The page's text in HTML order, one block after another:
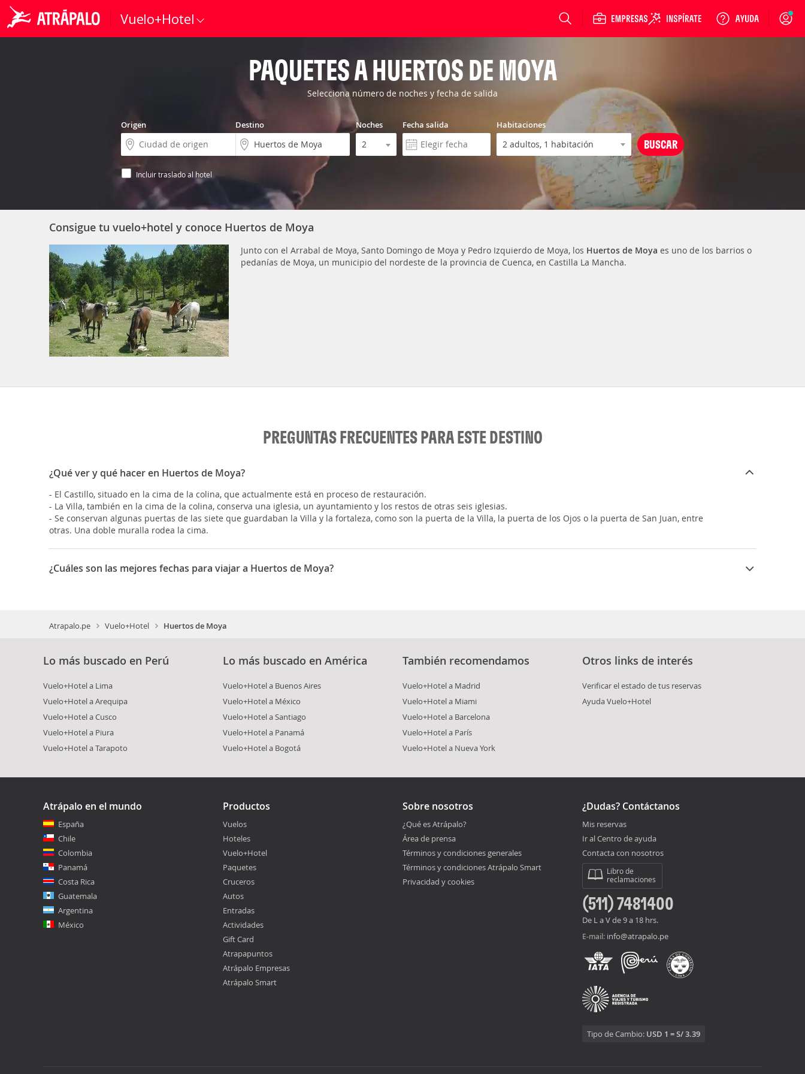
Vuelo+Hotel Login
PAQUETES A HUERTOS DE MOYA
Selecciona número de noches y fecha de salida
Origen Destino Noches Fecha salida Habitaciones
Incluir traslado al hotel
Consigue tu vuelo+hotel y conoce Huertos de Moya
Junto con el Arrabal de Moya, Santo Domingo de Moya y Pedro Izquierdo de Moya, los Huertos de Moya es uno de los barrios o
pedanías de Moya, un municipio del nordeste de la provincia de Cuenca, en Castilla La Mancha.
PREGUNTAS FRECUENTES PARA ESTE DESTINO
¿Qué ver y qué hacer en Huertos de Moya?
- El Castillo, situado en la cima de la colina, que actualmente está en proceso de restauración.
- La Villa, también en la cima de la colina, conserva una iglesia, un ayuntamiento y los restos de otras seis iglesias.
- Se conservan algunas puertas de las siete que guardaban la Villa y la fortaleza, como son la puerta de la Villa, la puerta de los Ojos o la puerta de San Juan, entre
otras. Una doble muralla rodea la cima.
¿Cuáles son las mejores fechas para viajar a Huertos de Moya?
Atrapalo.pe Vuelo+Hotel Huertos de Moya
Lo más buscado en Perú
Vuelo+Hotel a Lima
Vuelo+Hotel a Arequipa
Vuelo+Hotel a Cusco
Vuelo+Hotel a Piura
Vuelo+Hotel a Tarapoto
Lo más buscado en América
Vuelo+Hotel a Buenos Aires
Vuelo+Hotel a México
Vuelo+Hotel a Santiago
Vuelo+Hotel a Panamá
Vuelo+Hotel a Bogotá
También recomendamos
Vuelo+Hotel a Madrid
Vuelo+Hotel a Miami
Vuelo+Hotel a Barcelona
Vuelo+Hotel a París
Vuelo+Hotel a Nueva York
Otros links de interés
Verificar el estado de tus reservas
Ayuda Vuelo+Hotel
Atrápalo en el mundo
España
Chile
Colombia
Panamá
Costa Rica
Guatemala
Argentina
México
Productos
Vuelos
Hoteles
Vuelo+Hotel
Paquetes
Cruceros
Autos
Entradas
Actividades
Gift Card
Atrapapuntos
Atrápalo Empresas
Atrápalo Smart
Sobre nosotros
¿Qué es Atrápalo?
Área de prensa
Términos y condiciones generales
Términos y condiciones Atrápalo Smart
Privacidad y cookies
¿Dudas? Contáctanos
Mis reservas
Ir al Centro de ayuda
Contacta con nosotros
Libro de
reclamaciones
(511) 7481400
De L a V de 9 a 18 hrs.
E-mail: info@atrapalo.pe
Tipo de Cambio: USD 1 = S/ 3.39